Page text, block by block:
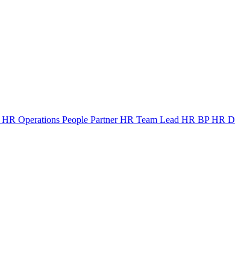
HR Operations People Partner HR Team Lead HR BP HR